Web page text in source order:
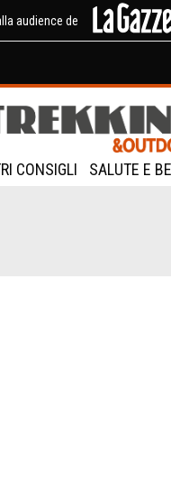
audience de
CONSIGLI SALUTE E